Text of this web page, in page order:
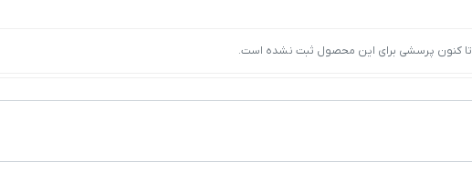
تا کنون پرسشی برای این محصول ثبت نشده است.